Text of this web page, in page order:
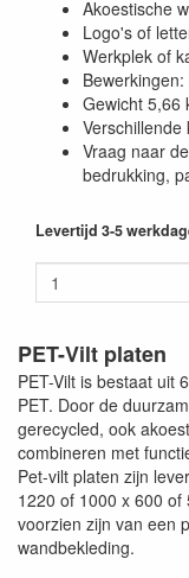
Akoestische
Logo's of
Werkplek of
Gewicht 5,66
Verschillende
Vraag naar
bedrukking,
Levertijd 3-5
PET-Vilt platen
PET-Vilt is bestaat uit
PET. Door de
gerecycled, ook
combineren met
Pet-vilt platen zijn
1220 of 1000 x 600
voorzien zijn van een
wandbekleding.